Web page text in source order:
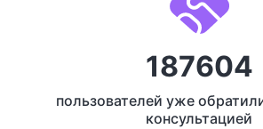
187604
пользователей уже
консультацией